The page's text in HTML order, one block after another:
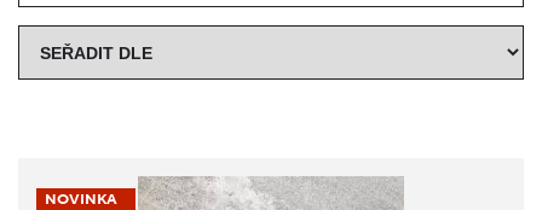
NOVINKA